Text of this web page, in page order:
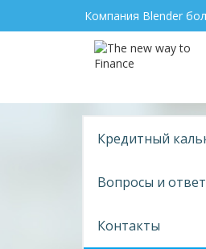
Компания Blender
Кредитный
Вопросы и
Контакты